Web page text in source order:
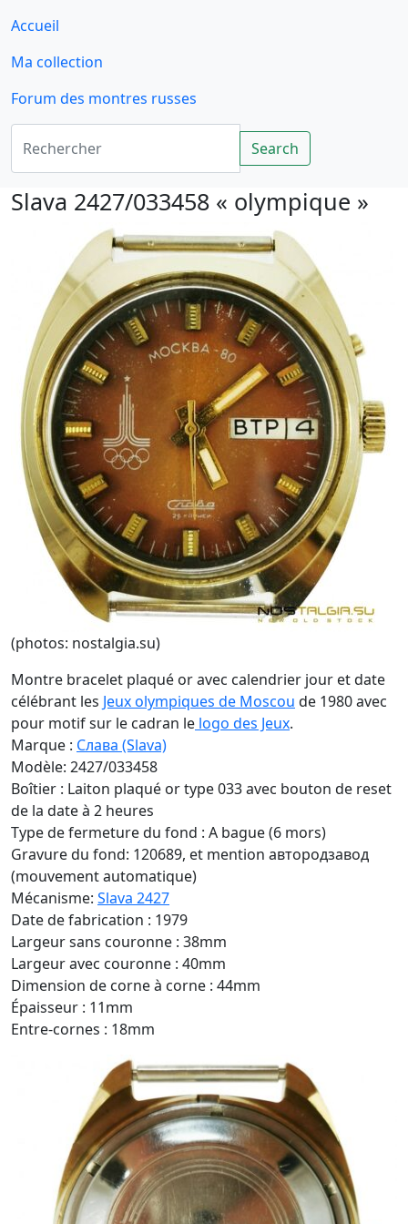
Accueil
Ma collection
Forum des montres russes
Rechercher
Search
Slava 2427/033458 « olympique »
(photos: nostalgia.su)
Montre bracelet plaqué or avec calendrier jour et date
célébrant les Jeux olympiques de Moscou de 1980 avec
pour motif sur le cadran le logo des Jeux.
Marque : Cлава (Slava)
Modèle: 2427/033458
Boîtier : Laiton plaqué or type 033 avec bouton de reset
de la date à 2 heures
Type de fermeture du fond : A bague (6 mors)
Gravure du fond: 120689, et mention автородзавод
(mouvement automatique)
Mécanisme: Slava 2427
Date de fabrication : 1979
Largeur sans couronne : 38mm
Largeur avec couronne : 40mm
Dimension de corne à corne : 44mm
Épaisseur : 11mm
Entre-cornes : 18mm